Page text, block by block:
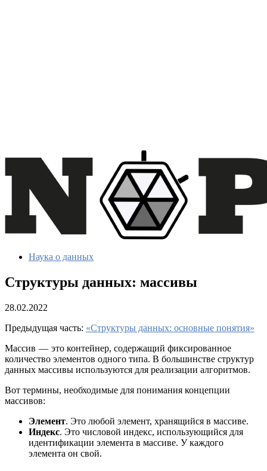
Наука о данных
Структуры данных: массивы
28.02.2022
Предыдущая часть: «Структуры данных: основные понятия»
Массив — это контейнер, содержащий фиксированное
количество элементов одного типа. В большинстве структур
данных массивы используются для реализации алгоритмов.
Вот термины, необходимые для понимания концепции
массивов:
Элемент. Это любой элемент, хранящийся в массиве.
Индекс. Это числовой индекс, использующийся для
идентификации элемента в массиве. У каждого
элемента он свой.